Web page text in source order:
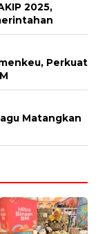
2025,
Perkuat
Matangkan